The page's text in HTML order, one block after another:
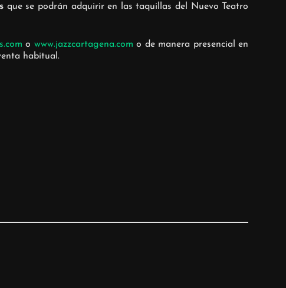
que se podrán adquirir en las taquillas del Nuevo Teatro
o www.jazzcartagena.como de manera presencial en
habitual.